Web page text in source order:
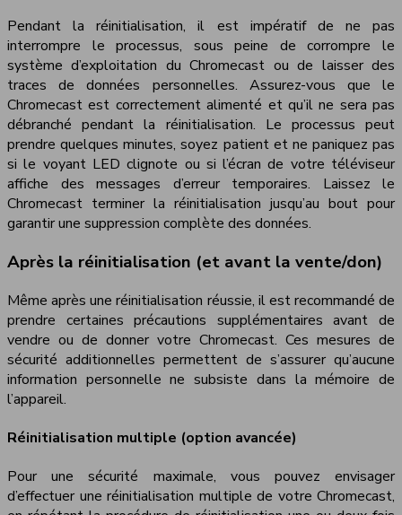
Pendant la réinitialisation, il est impératif de ne pas
interrompre le processus, sous peine de corrompre le
système d’exploitation du Chromecast ou de laisser des
traces de données personnelles. Assurez-vous que le
Chromecast est correctement alimenté et qu’il ne sera pas
débranché pendant la réinitialisation. Le processus peut
prendre quelques minutes, soyez patient et ne paniquez pas
si le voyant LED clignote ou si l’écran de votre téléviseur
affiche des messages d’erreur temporaires. Laissez le
Chromecast terminer la réinitialisation jusqu’au bout pour
garantir une suppression complète des données.
Après la réinitialisation (et avant la vente/don)
Même après une réinitialisation réussie, il est recommandé de
prendre certaines précautions supplémentaires avant de
vendre ou de donner votre Chromecast. Ces mesures de
sécurité additionnelles permettent de s’assurer qu’aucune
information personnelle ne subsiste dans la mémoire de
l’appareil.
Réinitialisation multiple (option avancée)
Pour une sécurité maximale, vous pouvez envisager
d’effectuer une réinitialisation multiple de votre Chromecast,